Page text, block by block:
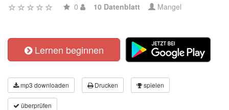
0 10 Datenblatt Mangel
Lernen beginnen
mp3 downloaden Drucken spielen
überprüfen